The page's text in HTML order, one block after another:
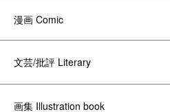
漫画 Comic
文芸/批評 Literary
画集 Illustration book